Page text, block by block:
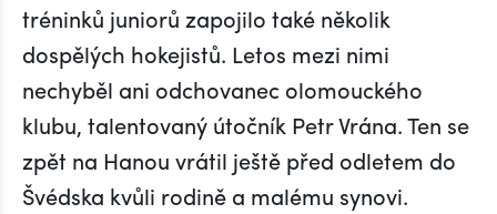
tréninků juniorů zapojilo také několik
dospělých hokejistů. Letos mezi nimi
nechyběl ani odchovanec olomouckého
klubu, talentovaný útočník Petr Vrána. Ten se
zpět na Hanou vrátil ještě před odletem do
Švédska kvůli rodině a malému synovi.